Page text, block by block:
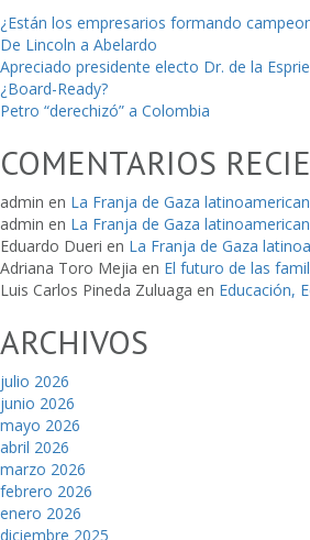
¿Están los empresarios formando
De Lincoln a Abelardo
Apreciado presidente electo Dr. de la
¿Board-Ready?
Petro “derechizó” a Colombia
COMENTARIOS
admin en La Franja de Gaza
admin en La Franja de Gaza
Eduardo Dueri en La Franja de Gaza
Adriana Toro Mejia en El futuro de las
Luis Carlos Pineda Zuluaga en Educación,
ARCHIVOS
julio 2026
junio 2026
mayo 2026
abril 2026
marzo 2026
febrero 2026
enero 2026
diciembre 2025